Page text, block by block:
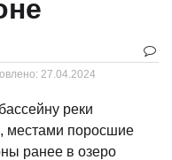
27.04.2024
реки
местами поросшие
ранее в озеро